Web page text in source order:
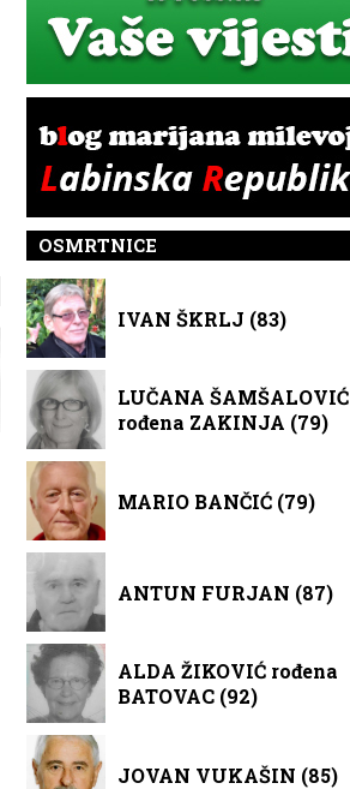
OSMRTNICE
IVAN ŠKRLJ (83)
LUČANA ŠAMŠALOVIĆ
rođena ZAKINJA (79)
MARIO BANČIĆ (79)
ANTUN FURJAN (87)
ALDA ŽIKOVIĆ rođena
BATOVAC (92)
JOVAN VUKAŠIN (85)